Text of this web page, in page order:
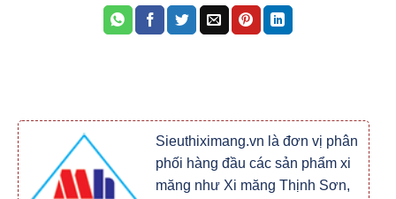
Sieuthiximang.vn là đơn vị phân
phối hàng đầu các sản phẩm xi
măng như Xi măng Thịnh Sơn,